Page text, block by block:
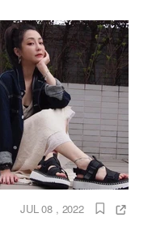
JUL 08 , 2022